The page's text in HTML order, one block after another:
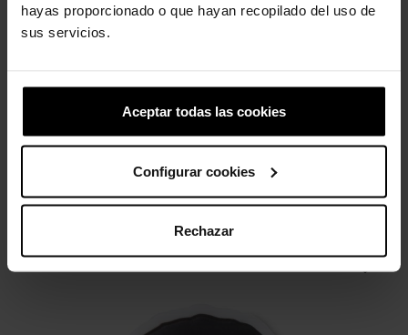
hayas proporcionado o que hayan recopilado del uso de
sus servicios.
Aceptar todas las cookies
Configurar cookies
Rechazar
5,99 € 4,79 €
3 outros produtos na mesma
categoria:
-20%